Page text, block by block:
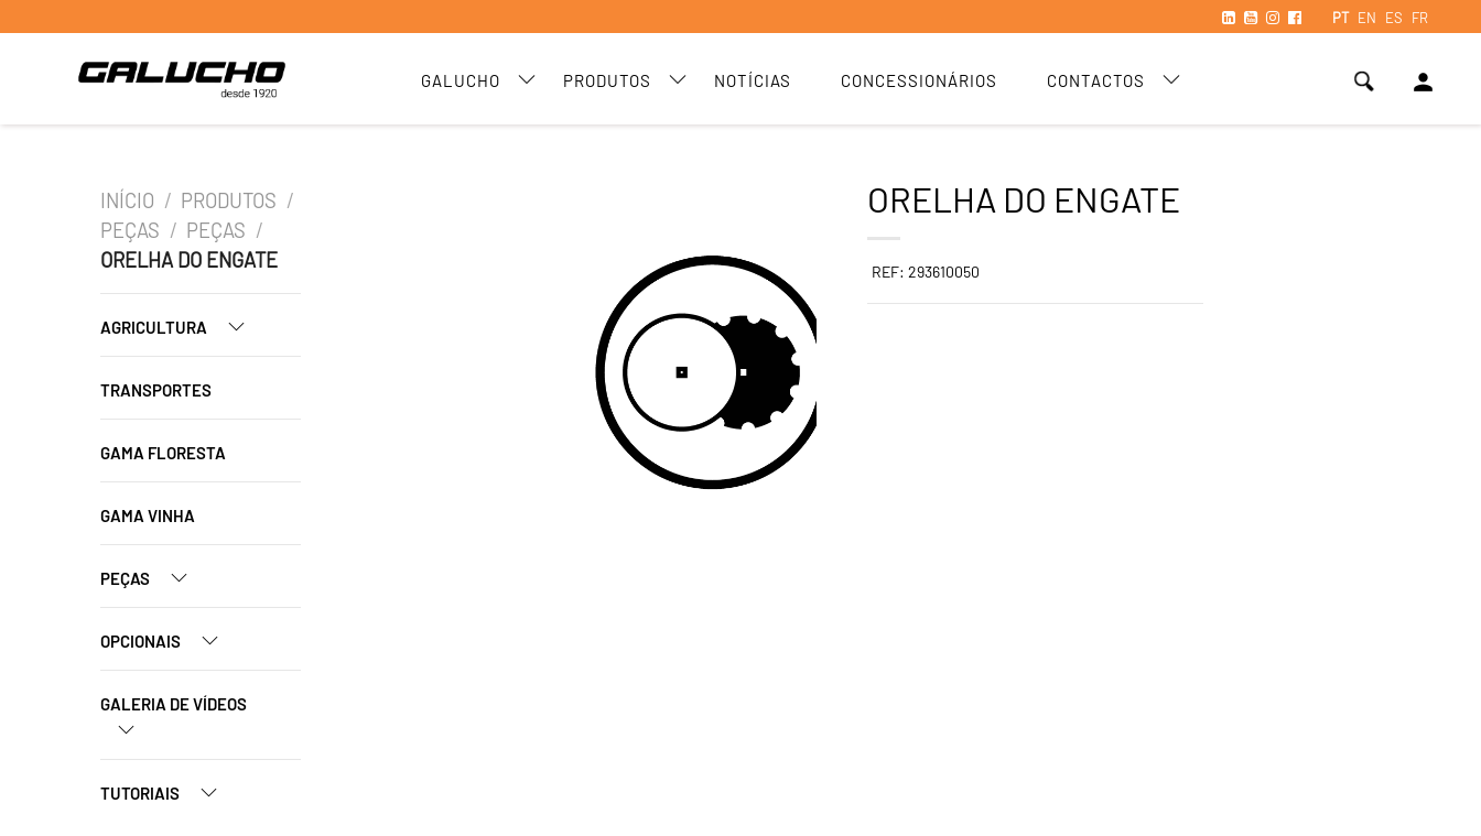
PT EN ES FR
GALUCHO PRODUTOS NOTÍCIAS CONCESSIONÁRIOS CONTACTOS person
INÍCIO / PRODUTOS /
PEÇAS / PEÇAS /
ORELHA DO ENGATE
AGRICULTURA
TRANSPORTES
GAMA FLORESTA
GAMA VINHA
PEÇAS
OPCIONAIS
GALERIA DE VÍDEOS
TUTORIAIS
ORELHA DO ENGATE
REF: 293610050